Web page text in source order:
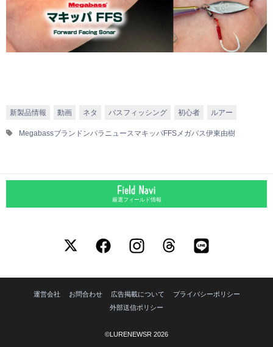
新製品情報 動画 ネタ バスフィッシング 初心者 ルアー
Megabassブランドンパラニュース マキッパFFS メガバス伊東由樹
厳選フィールド情報
運営会社 お問合わせ 広告掲載について
プライバシーポリシー
外部送信ポリシー
©LURENEWSR 2026